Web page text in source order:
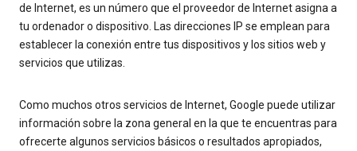
de Internet, es un número que el proveedor de Internet asigna a
tu ordenador o dispositivo. Las direcciones IP se emplean para
establecer la conexión entre tus dispositivos y los sitios web y
servicios que utilizas.
Como muchos otros servicios de Internet, Google puede utilizar
información sobre la zona general en la que te encuentras para
ofrecerte algunos servicios básicos o resultados apropiados,